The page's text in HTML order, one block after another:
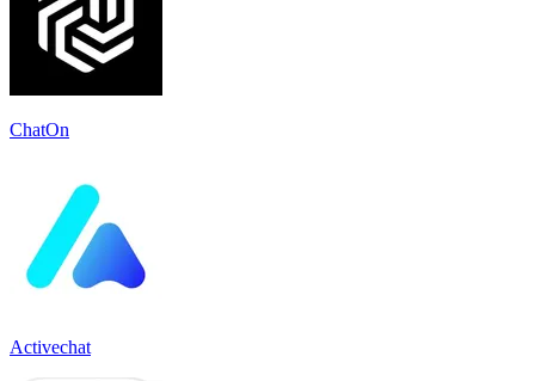
ChatOn
Activechat